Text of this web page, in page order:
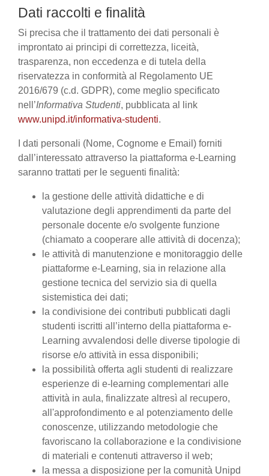
Dati raccolti e finalità
Si precisa che il trattamento dei dati personali è
improntato ai principi di correttezza, liceità,
trasparenza, non eccedenza e di tutela della
riservatezza in conformità al Regolamento UE
2016/679 (c.d. GDPR), come meglio specificato
nell’Informativa Studenti, pubblicata al link
www.unipd.it/informativa-studenti.
I dati personali (Nome, Cognome e Email) forniti
dall’interessato attraverso la piattaforma e-Learning
saranno trattati per le seguenti finalità:
la gestione delle attività didattiche e di
valutazione degli apprendimenti da parte del
personale docente e/o svolgente funzione
(chiamato a cooperare alle attività di docenza);
le attività di manutenzione e monitoraggio delle
piattaforme e-Learning, sia in relazione alla
gestione tecnica del servizio sia di quella
sistemistica dei dati;
la condivisione dei contributi pubblicati dagli
studenti iscritti all’interno della piattaforma e-
Learning avvalendosi delle diverse tipologie di
risorse e/o attività in essa disponibili;
la possibilità offerta agli studenti di realizzare
esperienze di e-learning complementari alle
attività in aula, finalizzate altresì al recupero,
all'approfondimento e al potenziamento delle
conoscenze, utilizzando metodologie che
favoriscano la collaborazione e la condivisione
di materiali e contenuti attraverso il web;
la messa a disposizione per la comunità Unipd